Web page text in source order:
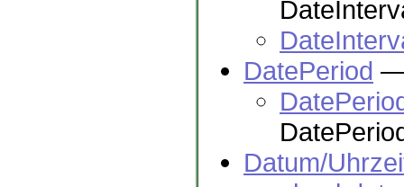
DatePeriod —
Datum/